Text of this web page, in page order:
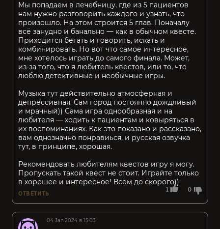
1 0
Мы попадаем в лечебницу, где из 5 пациентов
нам нужно разговорить каждого и узнать, что
произошло. На этом строится 5 глав. Поначалу
всё занудно и банально — как в обычном квесте.
Приходится бегать и говорить, искать и
комбинировать. Но вот что самое интересное,
мне хотелось играть до самого финала. Может,
из-за того, что я любитель квестов, или то, что
люблю детективные и необычные игры.
Музыка тут действительно атмосферная и
депрессивная. Сам город постоянно дождливый
и мрачный)) Сама игра однообразная и на
любителя — ходить к пациентам и ковыряться в
их воспоминаниях. Как это показано и рассказано,
вам однозначно понравиься, и русская озвучка
тут, в принципе, хорошая.
Рекомендовать любителям квестов игру я могу.
Пропускать такой квест не стоит. Играйте только
в хорошее и интересное! Всем до скорого))
ОТВЕТИТЬ
04.Jan.2024 в 15:03